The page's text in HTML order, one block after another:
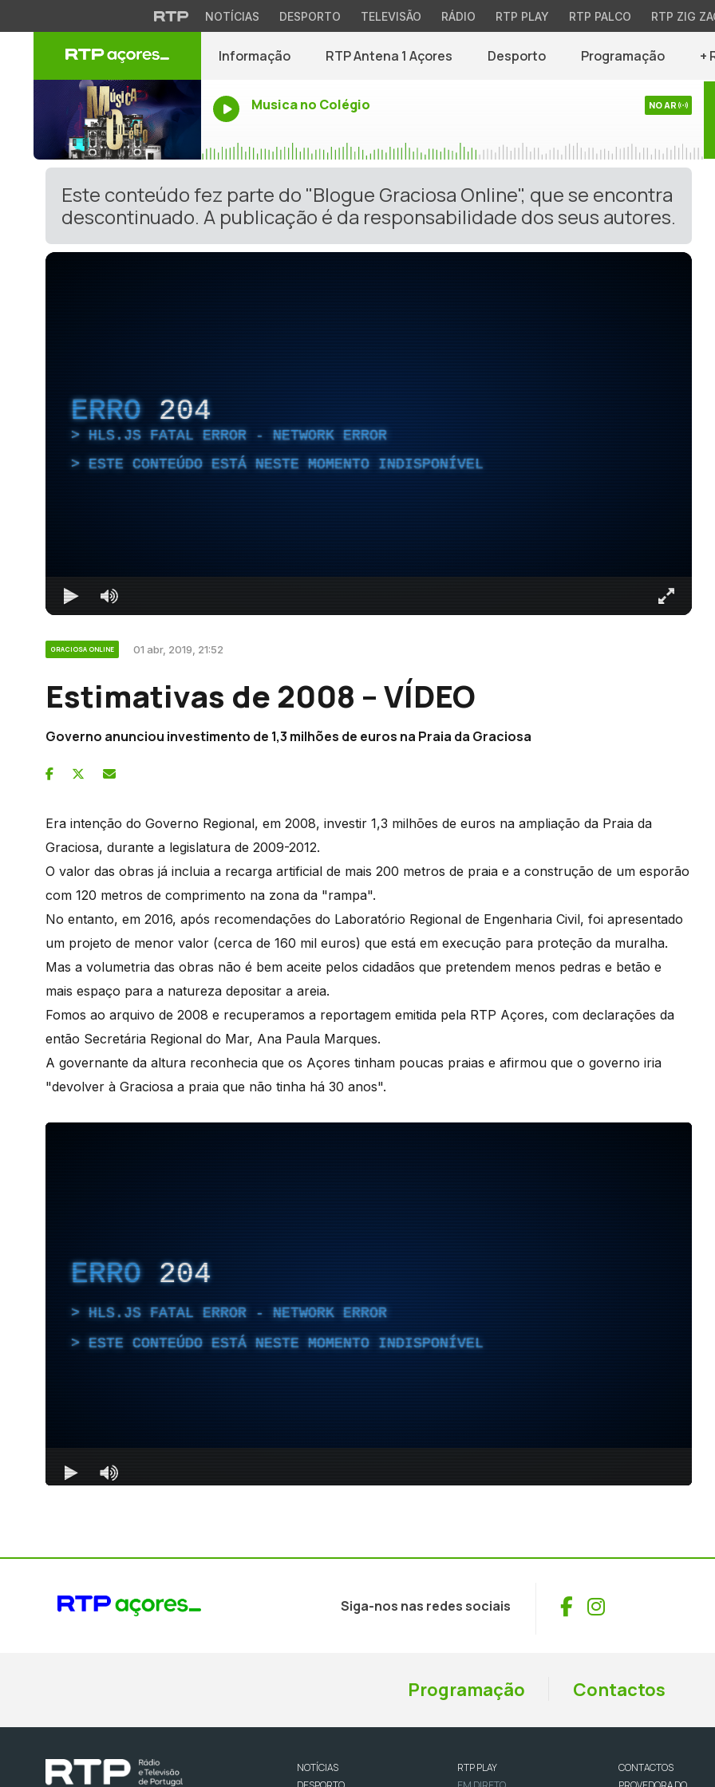
NOTÍCIAS DESPORTO TELEVISÃO RÁDIO RTP PLAY RTP PALCO RTP ZIG
Informação RTP Antena 1 Açores Desporto Programação +
Musica no Colégio NO AR
Este conteúdo fez parte do "Blogue Graciosa Online", que se encontra
descontinuado. A publicação é da responsabilidade dos seus autores.
ERRO 204
HLS.JS FATAL ERROR - NETWORK ERROR
ESTE CONTEÚDO ESTÁ NESTE MOMENTO INDISPONÍVEL
GRACIOSA ONLINE 01 abr, 2019, 21:52
Estimativas de 2008 – VÍDEO
Governo anunciou investimento de 1,3 milhões de euros na Praia da Graciosa
Era intenção do Governo Regional, em 2008, investir 1,3 milhões de euros na ampliação da Praia da
Graciosa, durante a legislatura de 2009-2012.
O valor das obras já incluia a recarga artificial de mais 200 metros de praia e a construção de um esporão
com 120 metros de comprimento na zona da "rampa".
No entanto, em 2016, após recomendações do Laboratório Regional de Engenharia Civil, foi apresentado
um projeto de menor valor (cerca de 160 mil euros) que está em execução para proteção da muralha.
Mas a volumetria das obras não é bem aceite pelos cidadãos que pretendem menos pedras e betão e
mais espaço para a natureza depositar a areia.
Fomos ao arquivo de 2008 e recuperamos a reportagem emitida pela RTP Açores, com declarações da
então Secretária Regional do Mar, Ana Paula Marques.
A governante da altura reconhecia que os Açores tinham poucas praias e afirmou que o governo iria
"devolver à Graciosa a praia que não tinha há 30 anos".
Siga-nos nas redes sociais Facebook
Instagram
Programação Contactos
NOTÍCIAS
RTP PLAY
CONTACTOS